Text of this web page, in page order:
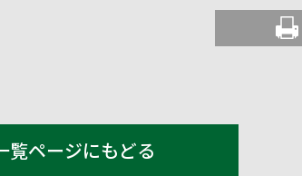
覧ページにもどる